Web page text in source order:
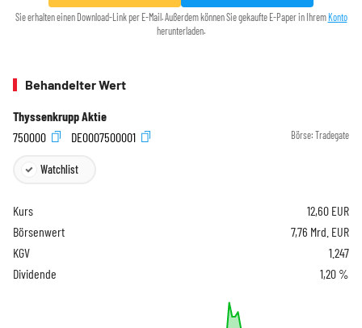
Sie erhalten einen Download-Link per E-Mail. Außerdem können Sie gekaufte E-Paper in Ihrem Konto
herunterladen.
Behandelter Wert
Thyssenkrupp Aktie
750000
DE0007500001 Börse: Tradegate
Watchlist
Kurs 12,60 EUR
Börsenwert
7,76 Mrd. EUR
KGV
1.247
Dividende
1,20 %